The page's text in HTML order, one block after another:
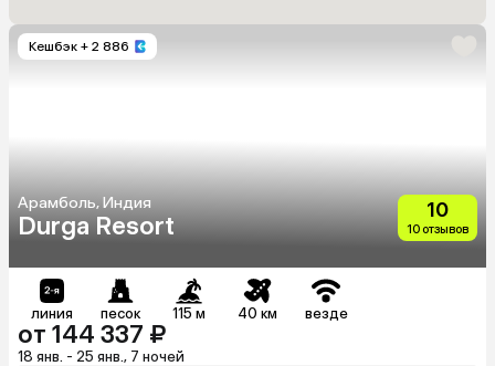
Кешбэк + 2 886
Арамболь, Индия
Durga Resort
10
10 отзывов
линия песок 115 м 40 км везде
от 144 337 ₽
18 янв. - 25 янв., 7 ночей